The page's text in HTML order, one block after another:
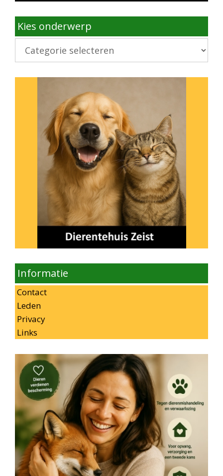
Kies onderwerp
Kies
onderwerp
Informatie
Contact
Leden
Privacy
Links